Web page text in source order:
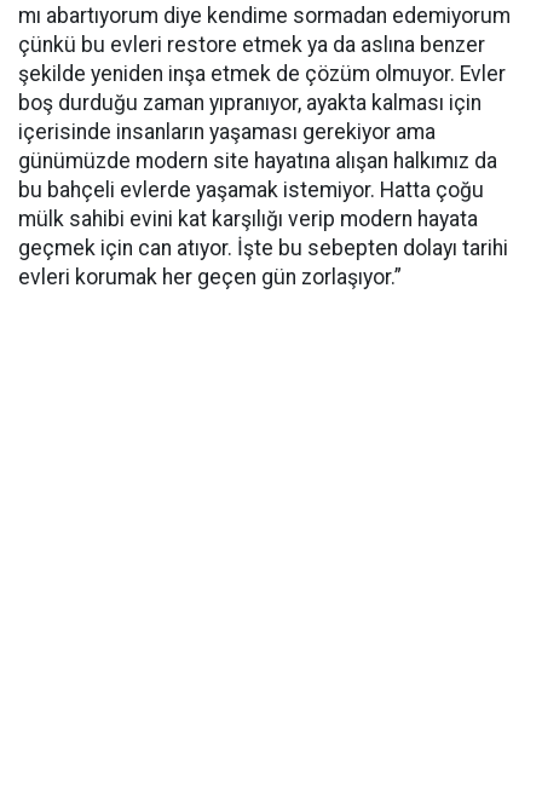
mı abartıyorum diye kendime sormadan edemiyorum
çünkü bu evleri restore etmek ya da aslına benzer
şekilde yeniden inşa etmek de çözüm olmuyor. Evler
boş durduğu zaman yıpranıyor, ayakta kalması için
içerisinde insanların yaşaması gerekiyor ama
günümüzde modern site hayatına alışan halkımız da
bu bahçeli evlerde yaşamak istemiyor. Hatta çoğu
mülk sahibi evini kat karşılığı verip modern hayata
geçmek için can atıyor. İşte bu sebepten dolayı tarihi
evleri korumak her geçen gün zorlaşıyor.”